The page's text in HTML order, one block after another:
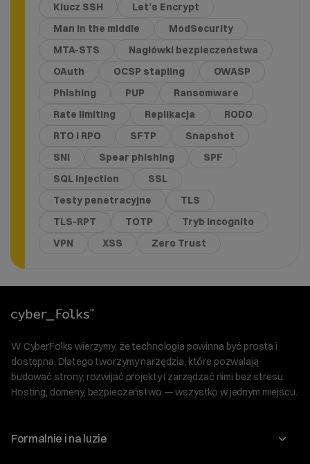
Klucz SSH
Let’s Encrypt
Man in the middle
ModSecurity
MTA-STS
Nagłówki bezpieczeństwa
OAuth
OCSP stapling
OWASP
Phishing
PUP
Ransomware
Rate limiting
Replikacja
RODO
RTO i RPO
SFTP
Snapshot
SNI
Spear phishing
SPF
SQL Injection
SSL
Testy penetracyjne
TLS
TLS-RPT
TOTP
Tryb incognito
VPN
XSS Zero Trust
W CyberFolks wierzymy, że technologia powinna być prosta i
dostępna. Dlatego tworzymy narzędzia, które pozwalają
budować strony, rozwijać projekty i zarządzać nimi bez stresu.
Hosting, domeny, bezpieczeństwo — wszystko w jednym miejscu.
Formalnie i na luzie